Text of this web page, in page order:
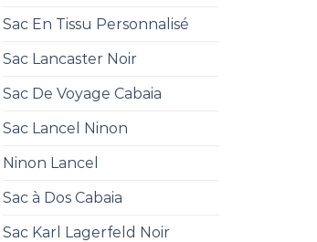
Sac En Tissu Personnalisé
Sac Lancaster Noir
Sac De Voyage Cabaia
Sac Lancel Ninon
Ninon Lancel
Sac à Dos Cabaia
Sac Karl Lagerfeld Noir